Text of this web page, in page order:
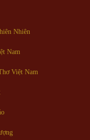
Nhiên
Nam
Việt Nam